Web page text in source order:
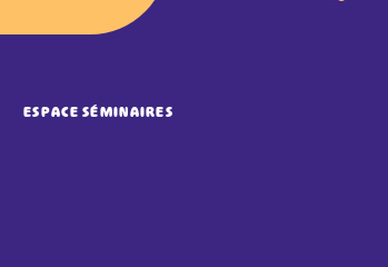
ESPACE SÉMINAIRES